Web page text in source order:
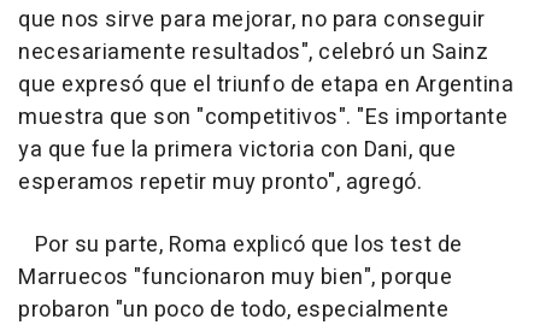
que nos sirve para mejorar, no para conseguir
necesariamente resultados", celebró un Sainz
que expresó que el triunfo de etapa en Argentina
muestra que son "competitivos". "Es importante
ya que fue la primera victoria con Dani, que
esperamos repetir muy pronto", agregó.
Por su parte, Roma explicó que los test de
Marruecos "funcionaron muy bien", porque
probaron "un poco de todo, especialmente